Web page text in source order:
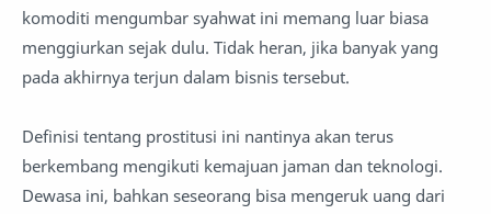
komoditi mengumbar syahwat ini memang luar biasa
menggiurkan sejak dulu. Tidak heran, jika banyak yang
pada akhirnya terjun dalam bisnis tersebut.
Definisi tentang prostitusi ini nantinya akan terus
berkembang mengikuti kemajuan jaman dan teknologi.
Dewasa ini, bahkan seseorang bisa mengeruk uang dari